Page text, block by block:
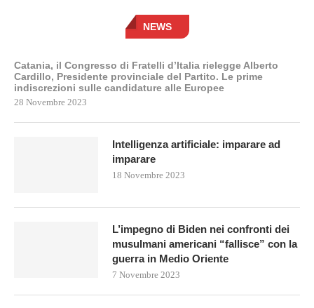
NEWS
Catania, il Congresso di Fratelli d’Italia rielegge Alberto
Cardillo, Presidente provinciale del Partito. Le prime
indiscrezioni sulle candidature alle Europee
28 Novembre 2023
Intelligenza artificiale: imparare ad
imparare
18 Novembre 2023
L’impegno di Biden nei confronti dei
musulmani americani “fallisce” con la
guerra in Medio Oriente
7 Novembre 2023